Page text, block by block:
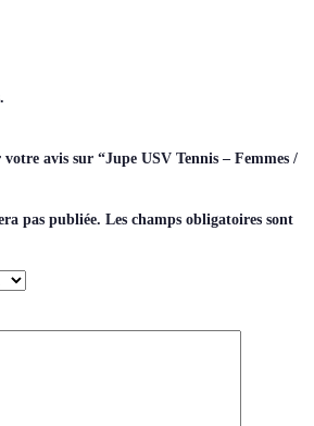
votre avis sur “Jupe USV Tennis – Femmes /
pas publiée. Les champs obligatoires sont